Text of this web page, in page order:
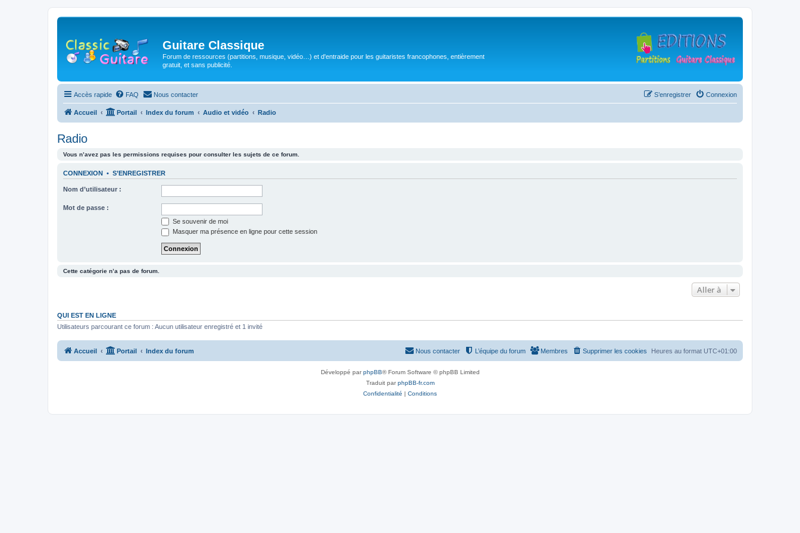
Guitare Classique
Forum de ressources (partitions, musique, vidéo…) et d'entraide pour les guitaristes francophones, entièrement
gratuit, et sans publicité.
Accès rapide FAQ Nous contacter Connexion
S’enregistrer
Accueil Portail Index du forum Audio et vidéo Radio
Radio
Vous n’avez pas les permissions requises pour consulter les sujets de ce forum.
CONNEXION • S’ENREGISTRER
Nom d’utilisateur :
Mot de passe :
Se souvenir de moi
Masquer ma présence en ligne pour cette session
Cette catégorie n’a pas de forum.
Aller à
QUI EST EN LIGNE
Utilisateurs parcourant ce forum : Aucun utilisateur enregistré et 1 invité
Accueil Portail Index du forum Heures au format UTC+01:00
Supprimer les cookies
Membres
L’équipe du forum
Nous contacter
Développé parphpBB® Forum Software © phpBB Limited
Traduit parphpBB-fr.com
Confidentialité | Conditions